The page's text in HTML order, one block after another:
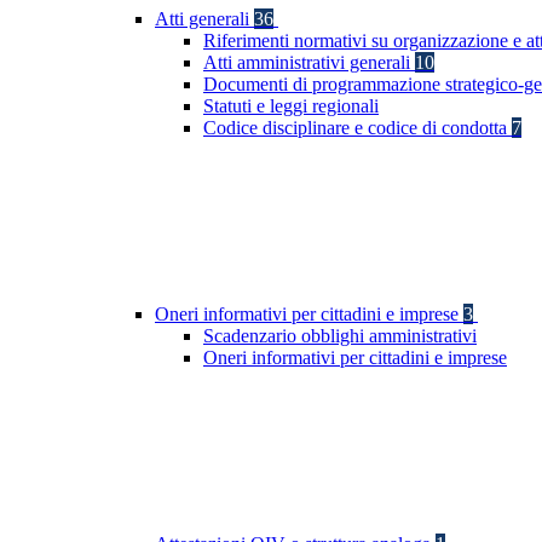
Atti generali 36
Riferimenti normativi su organizzazione e
Atti amministrativi generali 10
Documenti di programmazione strategico-
Statuti e leggi regionali
Codice disciplinare e codice di condotta 7
Oneri informativi per cittadini e imprese 3
Scadenzario obblighi amministrativi
Oneri informativi per cittadini e imprese